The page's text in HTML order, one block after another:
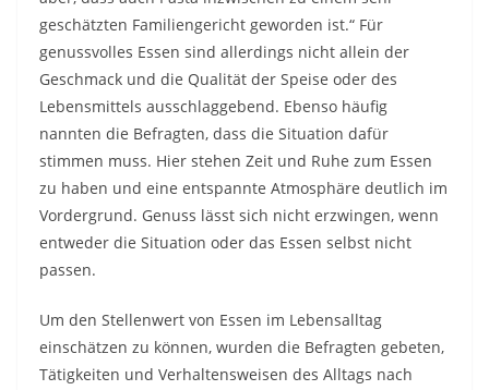
geschätzten Familiengericht geworden ist.“ Für
genussvolles Essen sind allerdings nicht allein der
Geschmack und die Qualität der Speise oder des
Lebensmittels ausschlaggebend. Ebenso häufig
nannten die Befragten, dass die Situation dafür
stimmen muss. Hier stehen Zeit und Ruhe zum Essen
zu haben und eine entspannte Atmosphäre deutlich im
Vordergrund. Genuss lässt sich nicht erzwingen, wenn
entweder die Situation oder das Essen selbst nicht
passen.
Um den Stellenwert von Essen im Lebensalltag
einschätzen zu können, wurden die Befragten gebeten,
Tätigkeiten und Verhaltensweisen des Alltags nach